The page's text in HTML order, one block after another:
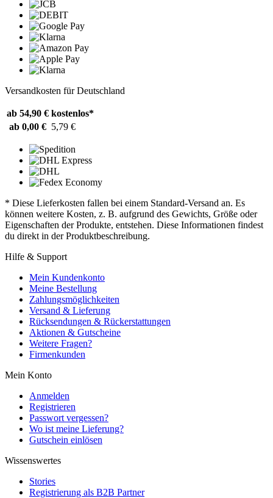
Versandkosten für Deutschland
ab 54,90 € kostenlos*
ab 0,00 € 5,79 €
* Diese Lieferkosten fallen bei einem Standard-Versand an. Es
können weitere Kosten, z. B. aufgrund des Gewichts, Größe oder
Eigenschaften der Produkte, entstehen. Diese Informationen findest
du direkt in der Produktbeschreibung.
Hilfe & Support
Mein Kundenkonto
Meine Bestellung
Zahlungsmöglichkeiten
Versand & Lieferung
Rücksendungen & Rückerstattungen
Aktionen & Gutscheine
Weitere Fragen?
Firmenkunden
Mein Konto
Anmelden
Registrieren
Passwort vergessen?
Wo ist meine Lieferung?
Gutschein einlösen
Wissenswertes
Stories
Registrierung als B2B Partner